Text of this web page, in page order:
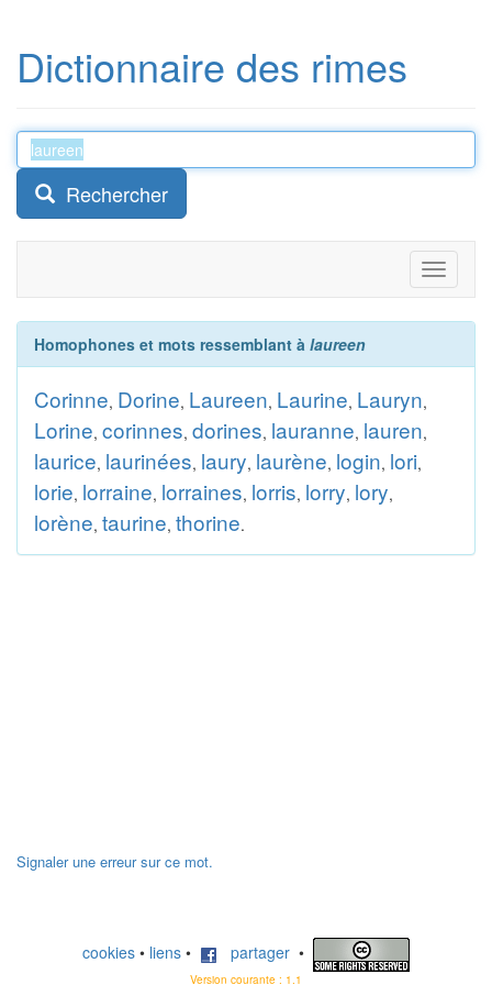
Dictionnaire des rimes
Rechercher
Toggle
Homophones et mots ressemblant à laureen
Corinne, Dorine, Laureen, Laurine, Lauryn,
Lorine, corinnes, dorines, lauranne, lauren,
laurice, laurinées, laury, laurène, login, lori,
lorie, lorraine, lorraines, lorris, lorry, lory,
lorène, taurine, thorine.
Signaler une erreur sur ce mot.
cookies • liens • partager •
Version courante : 1.1